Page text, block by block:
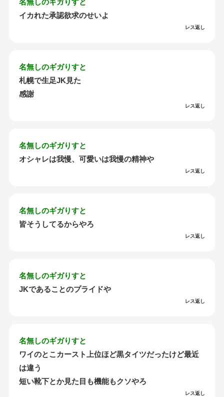
名無しのギガりすと
イカれた承認欲求のせいよ
レス返し
名無しのギガりすと
札幌で生足JK見た
感謝
レス返し
名無しのギガりすと
オシャレは我慢、可愛いは我慢の精神や
レス返し
名無しのギガりすと
皆そうしてるからやろ
レス返し
名無しのギガりすと
JKであることのプライドや
レス返し
名無しのギガりすと
ワイのとこカースト上位ほど黒タイツだったけど最近
は違う
短い靴下とか見た目も機能もクソやろ
レス返し